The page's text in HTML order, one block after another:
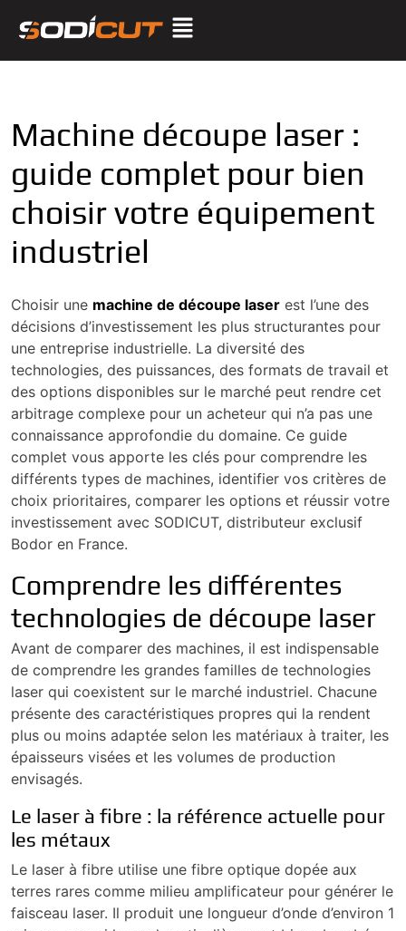
Machine découpe laser :
guide complet pour bien
choisir votre équipement
industriel
Choisir une machine de découpe laser est l’une des
décisions d’investissement les plus structurantes pour
une entreprise industrielle. La diversité des
technologies, des puissances, des formats de travail et
des options disponibles sur le marché peut rendre cet
arbitrage complexe pour un acheteur qui n’a pas une
connaissance approfondie du domaine. Ce guide
complet vous apporte les clés pour comprendre les
différents types de machines, identifier vos critères de
choix prioritaires, comparer les options et réussir votre
investissement avec SODICUT, distributeur exclusif
Bodor en France.
Comprendre les différentes
technologies de découpe laser
Avant de comparer des machines, il est indispensable
de comprendre les grandes familles de technologies
laser qui coexistent sur le marché industriel. Chacune
présente des caractéristiques propres qui la rendent
plus ou moins adaptée selon les matériaux à traiter, les
épaisseurs visées et les volumes de production
envisagés.
Le laser à fibre : la référence actuelle pour
les métaux
Le laser à fibre utilise une fibre optique dopée aux
terres rares comme milieu amplificateur pour générer le
faisceau laser. Il produit une longueur d’onde d’environ 1